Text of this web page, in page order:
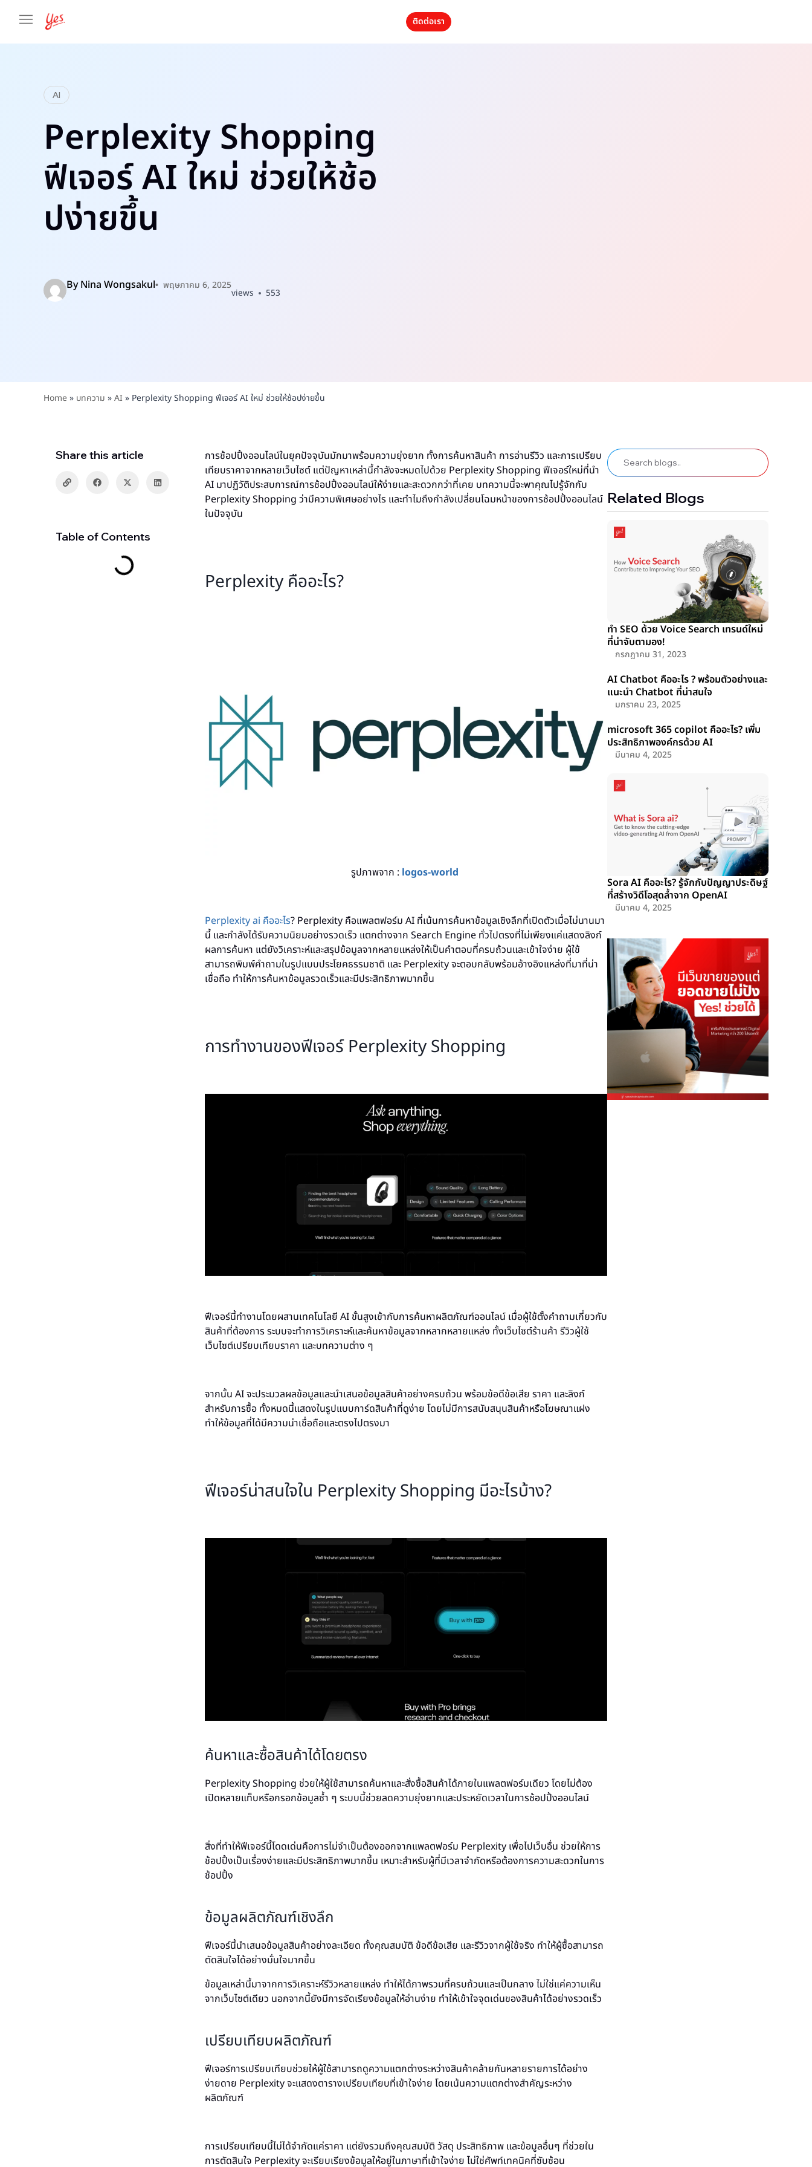
ติดต่อเรา
AI
Perplexity Shopping
ฟีเจอร์ AI ใหม่ ช่วยให้ช้อ
ปง่ายขึ้น
ByNina Wongsakul พฤษภาคม 6, 2025
views 553
Home» บทความ »AI » Perplexity Shopping ฟีเจอร์ AI ใหม่ ช่วยให้ช้อปง่ายขึ้น
Share this article
Table of Contents
การช้อปปิ้งออนไลน์ในยุคปัจจุบันมักมาพร้อมความยุ่งยาก ทั้งการค้นหาสินค้า การอ่านรีวิว และการเปรียบ
เทียบราคาจากหลายเว็บไซต์ แต่ปัญหาเหล่านี้กำลังจะหมดไปด้วย Perplexity Shopping ฟีเจอร์ใหม่ที่นำ
AI มาปฏิวัติประสบการณ์การช้อปปิ้งออนไลน์ให้ง่ายและสะดวกกว่าที่เคย บทความนี้จะพาคุณไปรู้จักกับ
Perplexity Shopping ว่ามีความพิเศษอย่างไร และทำไมถึงกำลังเปลี่ยนโฉมหน้าของการช้อปปิ้งออนไลน์
ในปัจจุบัน
Perplexity คืออะไร?
รูปภาพจาก : logos-world
Perplexity ai คืออะไร? Perplexity คือแพลตฟอร์ม AI ที่เน้นการค้นหาข้อมูลเชิงลึกที่เปิดตัวเมื่อไม่นานมา
นี้ และกำลังได้รับความนิยมอย่างรวดเร็ว แตกต่างจาก Search Engine ทั่วไปตรงที่ไม่เพียงแค่แสดงลิงก์
ผลการค้นหา แต่ยังวิเคราะห์และสรุปข้อมูลจากหลายแหล่งให้เป็นคำตอบที่ครบถ้วนและเข้าใจง่าย ผู้ใช้
สามารถพิมพ์คำถามในรูปแบบประโยคธรรมชาติ และ Perplexity จะตอบกลับพร้อมอ้างอิงแหล่งที่มาที่น่า
เชื่อถือ ทำให้การค้นหาข้อมูลรวดเร็วและมีประสิทธิภาพมากขึ้น
การทำงานของฟีเจอร์ Perplexity Shopping
ฟีเจอร์นี้ทำงานโดยผสานเทคโนโลยี AI ขั้นสูงเข้ากับการค้นหาผลิตภัณฑ์ออนไลน์ เมื่อผู้ใช้ตั้งคำถามเกี่ยวกับ
สินค้าที่ต้องการ ระบบจะทำการวิเคราะห์และค้นหาข้อมูลจากหลากหลายแหล่ง ทั้งเว็บไซต์ร้านค้า รีวิวผู้ใช้
เว็บไซต์เปรียบเทียบราคา และบทความต่าง ๆ
จากนั้น AI จะประมวลผลข้อมูลและนำเสนอข้อมูลสินค้าอย่างครบถ้วน พร้อมข้อดีข้อเสีย ราคา และลิงก์
สำหรับการซื้อ ทั้งหมดนี้แสดงในรูปแบบการ์ดสินค้าที่ดูง่าย โดยไม่มีการสนับสนุนสินค้าหรือโฆษณาแฝง
ทำให้ข้อมูลที่ได้มีความน่าเชื่อถือและตรงไปตรงมา
ฟีเจอร์น่าสนใจใน Perplexity Shopping มีอะไรบ้าง?
ค้นหาและซื้อสินค้าได้โดยตรง
Perplexity Shopping ช่วยให้ผู้ใช้สามารถค้นหาและสั่งซื้อสินค้าได้ภายในแพลตฟอร์มเดียว โดยไม่ต้อง
เปิดหลายแท็บหรือกรอกข้อมูลซ้ำ ๆ ระบบนี้ช่วยลดความยุ่งยากและประหยัดเวลาในการช้อปปิ้งออนไลน์
สิ่งที่ทำให้ฟีเจอร์นี้โดดเด่นคือการไม่จำเป็นต้องออกจากแพลตฟอร์ม Perplexity เพื่อไปเว็บอื่น ช่วยให้การ
ช้อปปิ้งเป็นเรื่องง่ายและมีประสิทธิภาพมากขึ้น เหมาะสำหรับผู้ที่มีเวลาจำกัดหรือต้องการความสะดวกในการ
ช้อปปิ้ง
ข้อมูลผลิตภัณฑ์เชิงลึก
ฟีเจอร์นี้นำเสนอข้อมูลสินค้าอย่างละเอียด ทั้งคุณสมบัติ ข้อดีข้อเสีย และรีวิวจากผู้ใช้จริง ทำให้ผู้ซื้อสามารถ
ตัดสินใจได้อย่างมั่นใจมากขึ้น
ข้อมูลเหล่านี้มาจากการวิเคราะห์รีวิวหลายแหล่ง ทำให้ได้ภาพรวมที่ครบถ้วนและเป็นกลาง ไม่ใช่แค่ความเห็น
จากเว็บไซต์เดียว นอกจากนี้ยังมีการจัดเรียงข้อมูลให้อ่านง่าย ทำให้เข้าใจจุดเด่นของสินค้าได้อย่างรวดเร็ว
เปรียบเทียบผลิตภัณฑ์
ฟีเจอร์การเปรียบเทียบช่วยให้ผู้ใช้สามารถดูความแตกต่างระหว่างสินค้าคล้ายกันหลายรายการได้อย่าง
ง่ายดาย Perplexity จะแสดงตารางเปรียบเทียบที่เข้าใจง่าย โดยเน้นความแตกต่างสำคัญระหว่าง
ผลิตภัณฑ์
การเปรียบเทียบนี้ไม่ได้จำกัดแค่ราคา แต่ยังรวมถึงคุณสมบัติ วัสดุ ประสิทธิภาพ และข้อมูลอื่นๆ ที่ช่วยใน
การตัดสินใจ Perplexity จะเรียบเรียงข้อมูลให้อยู่ในภาษาที่เข้าใจง่าย ไม่ใช่ศัพท์เทคนิคที่ซับซ้อน
Related Blogs
ทำ SEO ด้วย Voice Search เทรนด์ใหม่
ที่น่าจับตามอง!
กรกฎาคม 31, 2023
AI Chatbot คืออะไร ? พร้อมตัวอย่างและ
แนะนำ Chatbot ที่น่าสนใจ
มกราคม 23, 2025
microsoft 365 copilot คืออะไร? เพิ่ม
ประสิทธิภาพองค์กรด้วย AI
มีนาคม 4, 2025
Sora AI คืออะไร? รู้จักกับปัญญาประดิษฐ์
ที่สร้างวิดีโอสุดล้ำจาก OpenAI
มีนาคม 4, 2025